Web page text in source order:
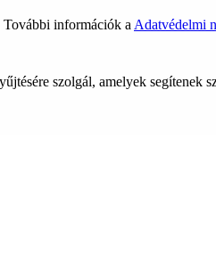
További információk a Adatvédelmi
szolgál, amelyek segítenek